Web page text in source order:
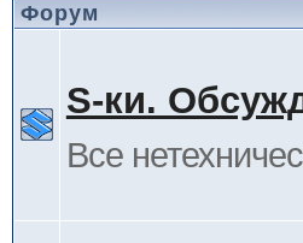
Форум
S-ки.
Все